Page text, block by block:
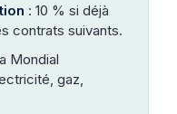
: 10 % si déjà
contrats suivants.
Mondial
gaz,